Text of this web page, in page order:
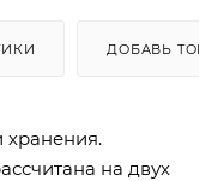
ДОБАВЬ
хранения.
на двух